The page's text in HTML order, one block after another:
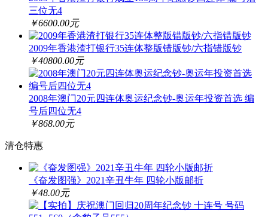
三位无4
￥6600.00元
2009年香港渣打银行35连体整版错版钞/六指错版钞
￥40800.00元
2008年澳门20元四连体奥运纪念钞-奥运年投资首选 编
号后四位无4
￥868.00元
清仓特惠
《奋发图强》2021辛丑牛年 四轮小版邮折
￥48.00元